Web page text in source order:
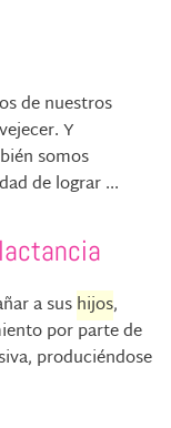
de nuestros
Y
somos
de lograr ...
a sushijos,
por parte de
produciéndose